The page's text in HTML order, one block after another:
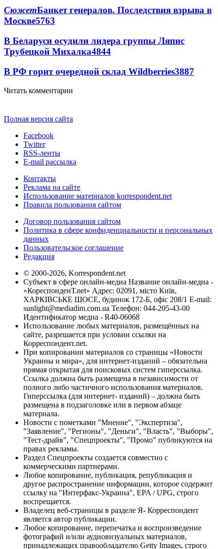
СюжетБанкет генералов. Последствия взрыва в
Москве5763
В Беларуси осудили лидера группы Ляпис
Трубецкой Михалка4844
В РФ горит очередной склад Wildberries3887
Читать комментарии
Полная версия сайта
Facebook
Twitter
RSS-ленты
E-mail рассылка
Контакты
Реклама на сайте
Использование материалов korrespondent.net
Правила пользования сайтом
Договор пользования сайтом
Политика в сфере конфиденциальности и персональных
данных
Пользовательское соглашение
Редакция
© 2000-2026, Korrespondent.net
Субъект в сфере онлайн-медиа Название онлайн-медиа -
«КореспонденТ.net» Адрес: 02091, місто Київ,
ХАРКІВСЬКЕ ШОСЕ, будинок 172-Б, офіс 208/1 E-mail:
sunlight@mediadim.com.ua Телефон: 044-205-43-00
Идентификатор медиа - R40-06068
Использование любых материалов, размещённых на
сайте, разрешается при условии ссылки на
Корреспондент.net.
При копировании материалов со страницы «Новости
Украины и мира», для интернет-изданий – обязательна
прямая открытая для поисковых систем гиперссылка.
Ссылка должна быть размещена в независимости от
полного либо частичного использования материалов.
Гиперссылка (для интернет- изданий) – должна быть
размещена в подзаголовке или в первом абзаце
материала.
Новости с пометками "Мнение", "Экспертиза",
"Заявление", "Регионы", "Деньги", "Власть", "Выборы",
"Тест-драйв", "Спецпроекты", "Промо" публикуются на
правах рекламы.
Раздел Спецпроекты создается совместно с
коммерческими партнерами.
Любое копирование, публикация, републикация и
другое распространение информации, которое содержит
ссылку на "Интерфакс-Украина", EPA / UPG, строго
воспрещается.
Владелец веб-страницы в разделе Я- Корреспондент
является автор публикации.
Любое копирование, перепечатка и воспроизведение
фотографий и/или аудиовизуальных материалов,
принадлежащих правообладателю Getty Images, строго